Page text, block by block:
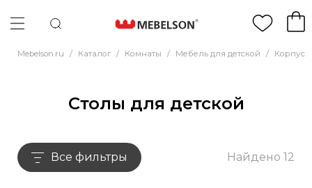
Mebelson.ru / Каталог / Комнаты / Мебель для детской /
Столы для детской
Все фильтры Найдено 12